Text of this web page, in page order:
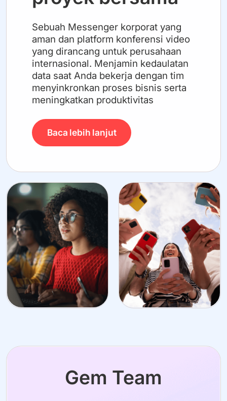
Sebuah Messenger korporat yang
aman dan platform konferensi video
yang dirancang untuk perusahaan
internasional. Menjamin kedaulatan
data saat Anda bekerja dengan tim
menyinkronkan proses bisnis serta
meningkatkan produktivitas
Baca lebih lanjut
Gem Team